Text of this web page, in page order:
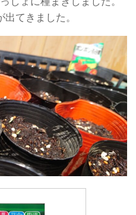
てきました。